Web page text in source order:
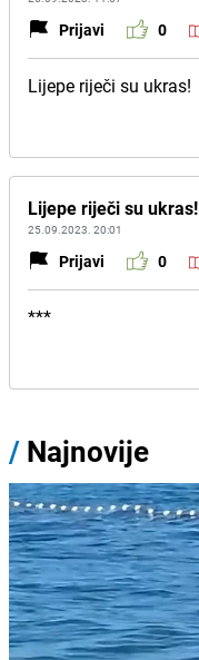
Prijavi 0
Lijepe riječi su ukras!
Lijepe riječi su ukras!
25.09.2023. 20:01
Prijavi 0
***
/ Najnovije